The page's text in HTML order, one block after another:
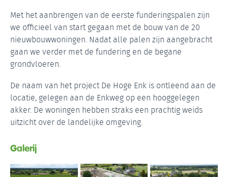
Met het aanbrengen van de eerste funderingspalen zijn
we officieel van start gegaan met de bouw van de 20
nieuwbouwwoningen. Nadat alle palen zijn aangebracht
gaan we verder met de fundering en de begane
grondvloeren.
De naam van het project De Hoge Enk is ontleend aan de
locatie, gelegen aan de Enkweg op een hooggelegen
akker. De woningen hebben straks een prachtig weids
uitzicht over de landelijke omgeving.
Galerij